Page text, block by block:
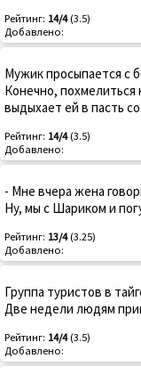
Рейтинг: 14/4(3.5)
Добавлено:
Мужик просыпается с
Конечно,
выдыхает ей в пасть
Рейтинг: 14/4(3.5)
Добавлено:
- Мне вчера жена
Hy, мы с Шаpиком и
Рейтинг: 13/4(3.25)
Добавлено:
Группа туристов в
Две недели людям
Рейтинг: 14/4(3.5)
Добавлено: